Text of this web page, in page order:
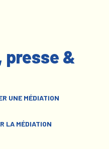
presse &
UNE MÉDIATION
LA MÉDIATION